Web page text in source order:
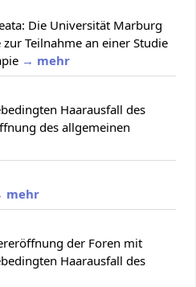
Die Universität Marburg
Teilnahme an einer Studie
→ mehr
Haarausfall des
des allgemeinen
mehr
der Foren mit
Haarausfall des